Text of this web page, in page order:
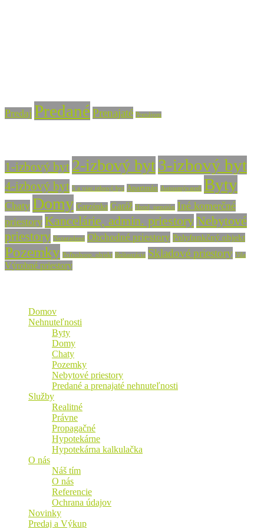
Predaj Predané Prenajaté Prenájom
1-izbový byt 2-izbový byt3-izbový byt
4-izbový byt 5 a viac izbový byt Apartmán Autoumývareň Byty
Chaty Domy Garzónka Garáž Hotel, penzión Iné komerčné
priestory Kancelárie, admin. priestoryNebytové
priestory Nezaradené Obchodné priestory Polyfunkčný objekt
Pozemky Poľnohosp. objekt Reštaurácia Skladové priestory Vila
Výrobné priestory
Domov
Nehnuteľnosti
Byty
Domy
Chaty
Pozemky
Nebytové priestory
Predané a prenajaté nehnuteľnosti
Služby
Realitné
Právne
Propagačné
Hypotekárne
Hypotekárna kalkulačka
O nás
Náš tím
O nás
Referencie
Ochrana údajov
Novinky
Predaj a Výkup